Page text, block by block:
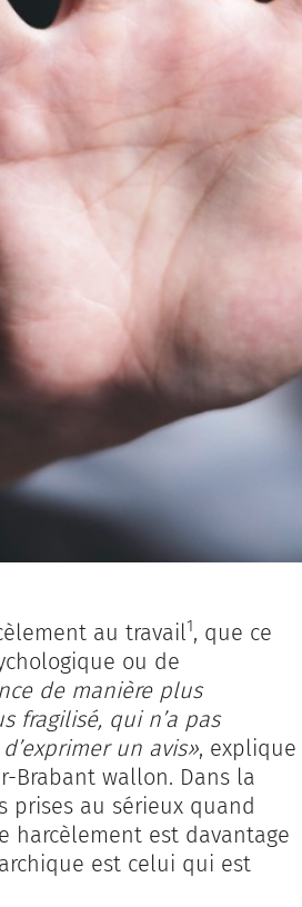
au travail1, que ce
ou de
de manière plus
fragilisé, qui n’a pas
un avis», explique
Brabant wallon. Dans la
prises au sérieux quand
harcèlement est davantage
est celui qui est